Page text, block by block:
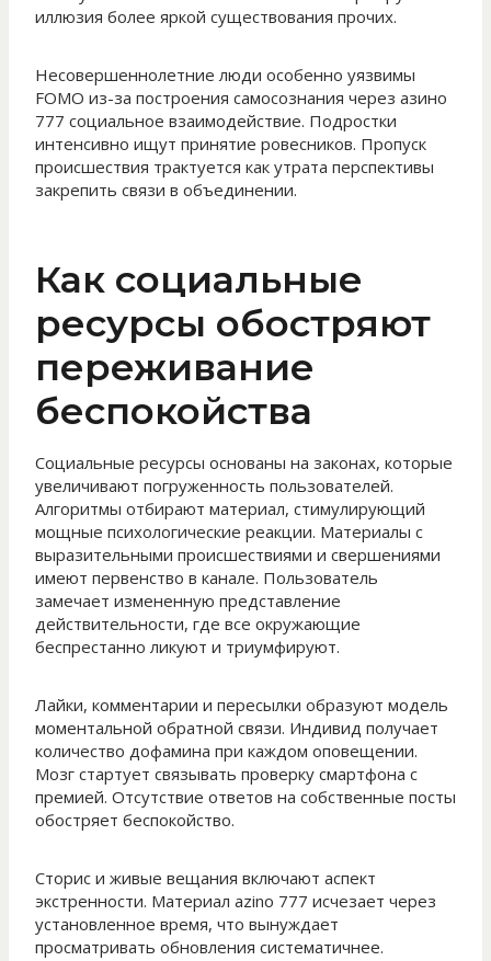
иллюзия более яркой существования прочих.
Несовершеннолетние люди особенно уязвимы
FOMO из-за построения самосознания через азино
777 социальное взаимодействие. Подростки
интенсивно ищут принятие ровесников. Пропуск
происшествия трактуется как утрата перспективы
закрепить связи в объединении.
Как социальные
ресурсы обостряют
переживание
беспокойства
Социальные ресурсы основаны на законах, которые
увеличивают погруженность пользователей.
Алгоритмы отбирают материал, стимулирующий
мощные психологические реакции. Материалы с
выразительными происшествиями и свершениями
имеют первенство в канале. Пользователь
замечает измененную представление
действительности, где все окружающие
беспрестанно ликуют и триумфируют.
Лайки, комментарии и пересылки образуют модель
моментальной обратной связи. Индивид получает
количество дофамина при каждом оповещении.
Мозг стартует связывать проверку смартфона с
премией. Отсутствие ответов на собственные посты
обостряет беспокойство.
Сторис и живые вещания включают аспект
экстренности. Материал azino 777 исчезает через
установленное время, что вынуждает
просматривать обновления систематичнее.